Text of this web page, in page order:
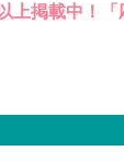
上掲載中